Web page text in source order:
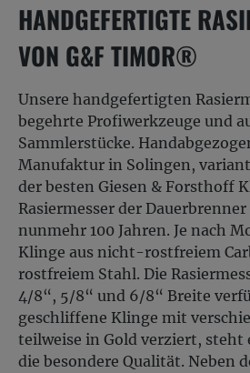
HANDGEFERTIGTE
VON G&F TIMOR®
Unsere handgefertigten
begehrte Profiwerkzeuge und
Sammlerstücke.
Manufaktur in Solingen,
der besten Giesen & Forsthoff
Rasiermesser der
nunmehr 100 Jahren. Je nach
Klinge aus nicht-rostfreiem
rostfreiem Stahl. Die
4/8“, 5/8“ und 6/8“ Breite
geschliffene Klinge mit
teilweise in Gold verziert, steht
die besondere Qualität. Neben